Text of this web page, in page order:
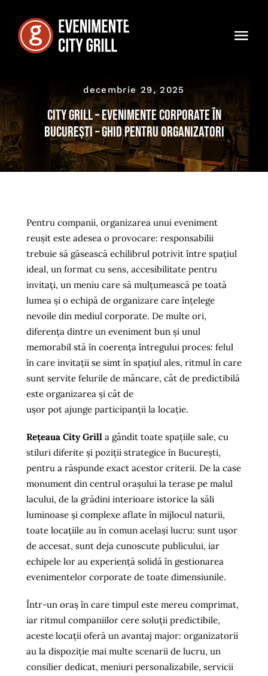
content
Promoții
Locații
Testimoniale
Formular Solicitare Ofertă
Sfaturi Utile
decembrie 29, 2025
City Grill – Evenimente corporate în
București – ghid pentru organizatori
Pentru companii, organizarea unui eveniment
reușit este adesea o provocare: responsabilii
trebuie să găsească echilibrul potrivit între spațiul
ideal, un format cu sens, accesibilitate pentru
invitați, un meniu care să mulțumească pe toată
lumea și o echipă de organizare care înțelege
nevoile din mediul corporate. De multe ori,
diferența dintre un eveniment bun și unul
memorabil stă în coerența întregului proces: felul
în care invitații se simt în spațiul ales, ritmul în care
sunt servite felurile de mâncare, cât de predictibilă
este organizarea și cât de
ușor pot ajunge participanții la locație.
Rețeaua City Grilla gândit toate spațiile sale, cu
stiluri diferite și poziții strategice în București,
pentru a răspunde exact acestor criterii. De la case
monument din centrul orașului la terase pe malul
lacului, de la grădini interioare istorice la săli
luminoase și complexe aflate în mijlocul naturii,
toate locațiile au în comun același lucru: sunt ușor
de accesat, sunt deja cunoscute publicului, iar
echipele lor au experiență solidă în gestionarea
evenimentelor corporate de toate dimensiunile.
Într-un oraș în care timpul este mereu comprimat,
iar ritmul companiilor cere soluții predictibile,
aceste locații oferă un avantaj major: organizatorii
au la dispoziție mai multe scenarii de lucru, un
consilier dedicat, meniuri personalizabile, servicii